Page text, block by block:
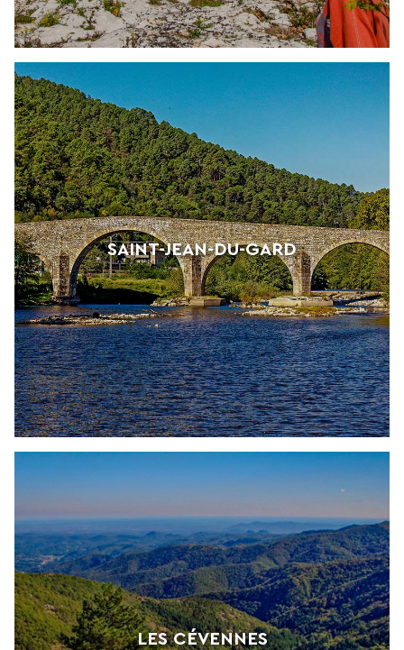
SAINT-JEAN-DU-GARD
LES CÉVENNES